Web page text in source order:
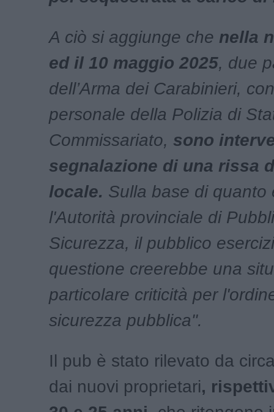
A ciò si aggiunge che nella
ed il 10 maggio 2025, due
dell’Arma dei Carabinieri,
personale della Polizia di
Commissariato, sono
segnalazione di una rissa
locale. Sulla base di quanto
l'Autorità provinciale di
Sicurezza, il pubblico
questione creerebbe una
particolare criticità per
sicurezza pubblica".
Il pub è stato rilevato da
dai nuovi proprietari,